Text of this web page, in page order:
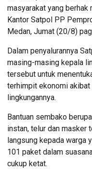
masyarakat yang berhak
Kantor Satpol PP
Medan, Jumat (20/8)
Dalam penyalurannya
masing-masing kepala
tersebut untuk
terhimpit ekonomi
lingkungannya.
Bantuan sembako
instan, telur dan masker
langsung kepada warga
101 paket dalam
cukup ketat.